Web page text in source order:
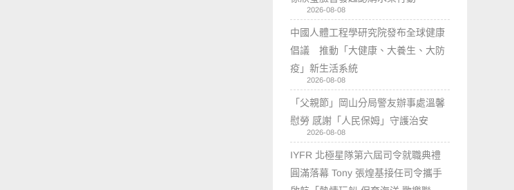
2026-08-08
中國人體工程學研究院發布全球健康
倡議 推動「大健康、大養生、大防
疫」新生活系統
2026-08-08
「父親節」岡山分局警友辦事處溫馨
慰勞 感謝「人民保姆」守護治安
2026-08-08
IYFR 北極星隊第六屆司令就職典禮
圓滿落幕 Tony 張煌基接任司令攜手